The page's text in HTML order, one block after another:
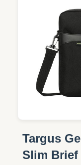
Targus
Slim Brief